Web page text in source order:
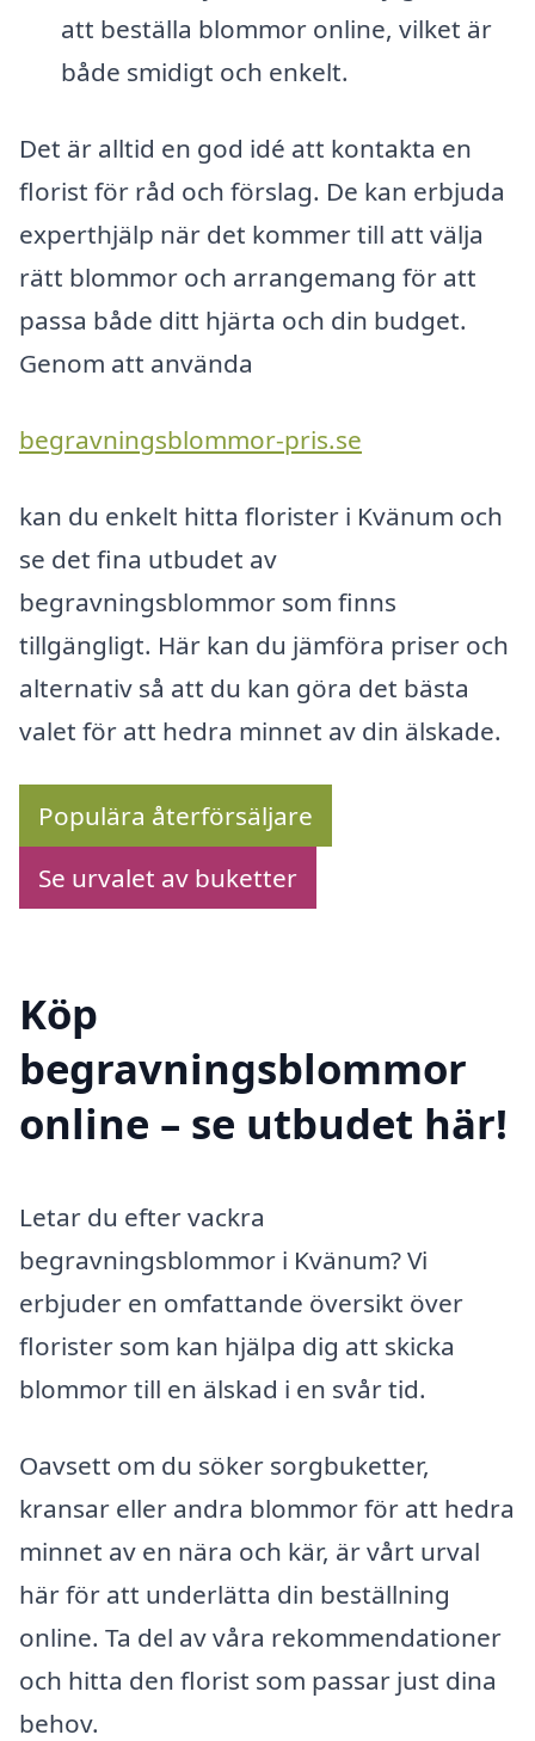
att beställa blommor online, vilket är
både smidigt och enkelt.
Det är alltid en god idé att kontakta en
florist för råd och förslag. De kan erbjuda
experthjälp när det kommer till att välja
rätt blommor och arrangemang för att
passa både ditt hjärta och din budget.
Genom att använda
begravningsblommor-pris.se
kan du enkelt hitta florister i Kvänum och
se det fina utbudet av
begravningsblommor som finns
tillgängligt. Här kan du jämföra priser och
alternativ så att du kan göra det bästa
valet för att hedra minnet av din älskade.
Populära återförsäljare
Se urvalet av buketter
Köp
begravningsblommor
online – se utbudet här!
Letar du efter vackra
begravningsblommor i Kvänum? Vi
erbjuder en omfattande översikt över
florister som kan hjälpa dig att skicka
blommor till en älskad i en svår tid.
Oavsett om du söker sorgbuketter,
kransar eller andra blommor för att hedra
minnet av en nära och kär, är vårt urval
här för att underlätta din beställning
online. Ta del av våra rekommendationer
och hitta den florist som passar just dina
behov.